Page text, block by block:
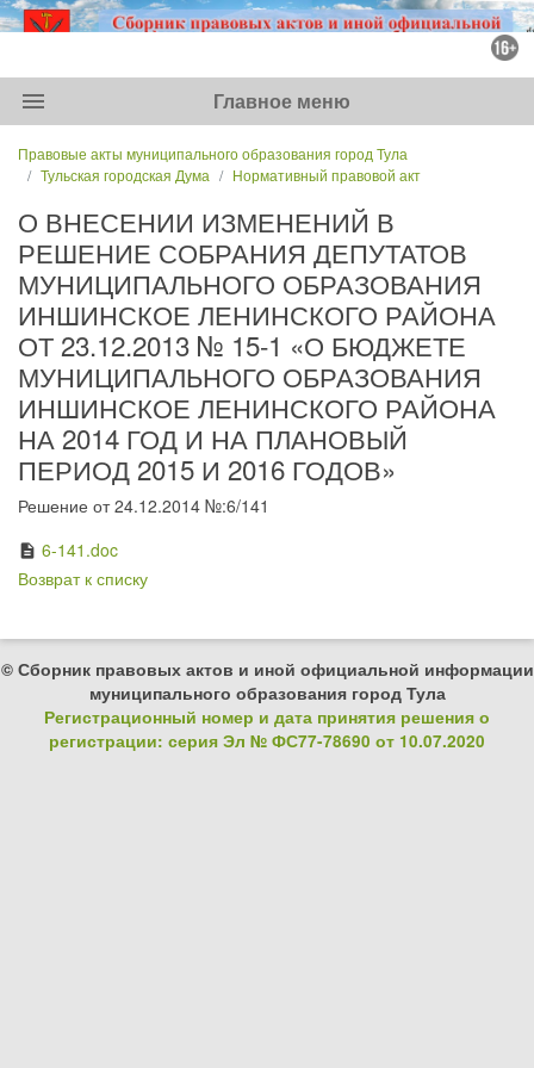
menu Главное меню
Правовые акты муниципального образования город Тула
Тульская городская Дума
Нормативный правовой акт
О ВНЕСЕНИИ ИЗМЕНЕНИЙ В
РЕШЕНИЕ СОБРАНИЯ ДЕПУТАТОВ
МУНИЦИПАЛЬНОГО ОБРАЗОВАНИЯ
ИНШИНСКОЕ ЛЕНИНСКОГО РАЙОНА
ОТ 23.12.2013 № 15-1 «О БЮДЖЕТЕ
МУНИЦИПАЛЬНОГО ОБРАЗОВАНИЯ
ИНШИНСКОЕ ЛЕНИНСКОГО РАЙОНА
НА 2014 ГОД И НА ПЛАНОВЫЙ
ПЕРИОД 2015 И 2016 ГОДОВ»
Решение от 24.12.2014 №:6/141
description 6-141.doc
Возврат к списку
© Сборник правовых актов и иной официальной информации
муниципального образования город Тула
Регистрационный номер и дата принятия решения о
регистрации: серия Эл № ФС77-78690 от 10.07.2020